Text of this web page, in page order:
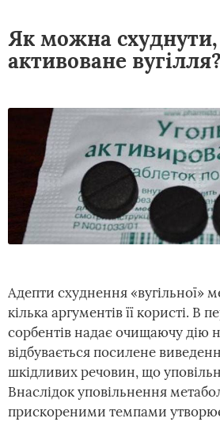
Як можна
активоване вугілля?
Адепти схуднення «вугільної»
кілька аргументів її користі. В
сорбентів надає очищаючу дію
відбувається посилене
шкідливих речовин, що
Внаслідок уповільнення
прискореними темпами